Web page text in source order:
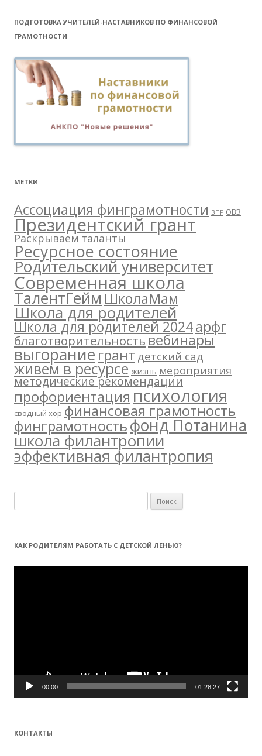
ПОДГОТОВКА УЧИТЕЛЕЙ-НАСТАВНИКОВ ПО ФИНАНСОВОЙ
ГРАМОТНОСТИ
МЕТКИ
Ассоциация финграмотности ЗПР ОВЗ
Президентский грант
Раскрываем таланты
Ресурсное состояние
Родительский университет
Современная школа
ТалентГеймШколаМам
Школа для родителей
Школа для родителей 2024арфг
благотворительностьвебинары
выгораниегрант детский сад
живем в ресурсе жизнь мероприятия
методические рекомендации
профориентация психология
сводный хор финансовая грамотность
финграмотностьфонд Потанина
школа филантропии
эффективная филантропия
а
т
:
КАК РОДИТЕЛЯМ РАБОТАТЬ С ДЕТСКОЙ ЛЕНЬЮ?
Видеоплеер
00:00 01:28:27
КОНТАКТЫ